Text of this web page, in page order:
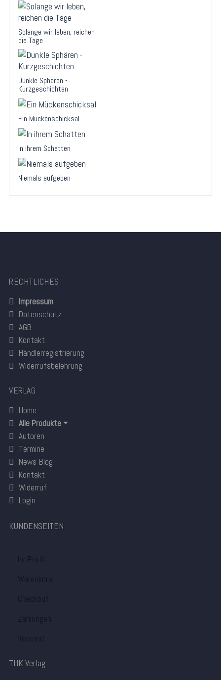
Solange wir leben, reichen
die Tage
Dunkle Sphären -
Kurzgeschichten
Ein Mückenschicksal
In ihrem Schatten
Niemals aufgeben
RECHTLICHES
Impressum
Datenschutz
AGB
Kontakt
Händlerregistrierung
Widerrufsbelehrung
VERLAG
Home
Alle Produkte
Autoren
Termine
News-Blog
Kontakt
Widerruf
Login
KUNDENSEITEN
Ihr Profil
Warenkorb
Checkout
Zahlungen
Versand
THK Verlag